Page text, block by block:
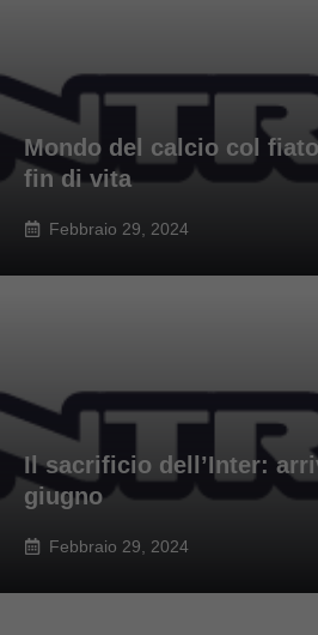
Mondo del calcio col
fin di vita
Febbraio 29, 2024
Il sacrificio dell’Inter:
giugno
Febbraio 29, 2024